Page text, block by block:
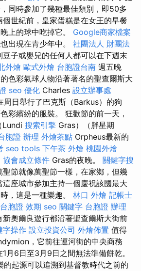
同時參加了幾種最佳類別，即50多
世紀前，皇家蛋糕是在女王的早餐
上的球中吃掉它。 Google商家檔案
出現在青少年中。 社團法人 財團法
子或嬰兒的任何人都可以在下週末
外燴 歐式外燴 台胞證台南 週五晚
色彩氣球人物沿著著名的聖查爾斯大
seo 優化 Charles 設立辦事處
周日舉行了巴克斯（Barkus）的狗
彩繽紛的服裝。 狂歡節的前一天，
Lundi 搜索引擎 Gras）（胖星期
胞證 辦理 外燴茶點 Orpheus最新的
seo tools 下午茶 外燴 桃園外燴
協會成立條件 Gras的夜晚。 關鍵字搜
節就像萬聖節一樣，在家鄉，但幾
座城市參加主持一個慶祝該國最大
，這是一種樂趣。 林口 外燴 記帳士
台胞證 效期 seo 關鍵字 台胞證 辦理
新奧爾良遊行都沿著聖查爾斯大街前
字操作 設立投資公司 外燴佈置 值得
，它前往運河街的中央商務
月6日至3月9日之間無法準備餅乾。
的起源可以追溯到基督教時代之前的